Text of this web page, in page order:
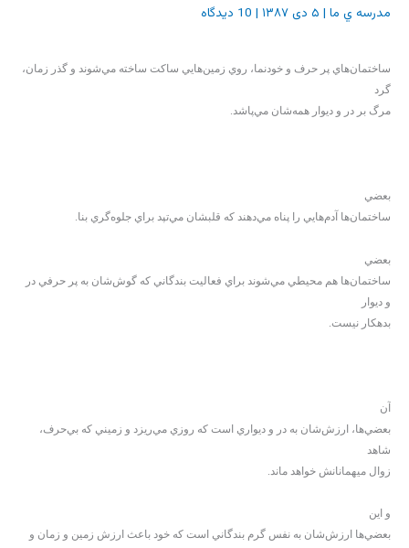
مدرسه ي ما | ۵ دی ۱۳۸۷ | 10 دیدگاه
ساختمان‌هاي پر حرف و خودنما، روي زمين‌هايي ساكت ساخته مي‌شوند و گذر زمان،
گرد
مرگ بر در و ديوار همه‌شان مي‌پاشد.
بعضي
ساختمان‌ها آدم‌هايي را پناه مي‌دهند كه قلبشان مي‌تپد براي جلوه‌گري بنا.
بعضي
ساختمان‌ها هم محيطي مي‌شوند براي فعاليت بندگاني كه گوش‌شان به پر حرفي در
و ديوار
بدهكار نيست.
آن
بعضي‌ها، ارزش‌شان به در و ديواري است كه روزي مي‌ريزد و زميني كه بي‌حرف،
شاهد
زوال ميهمانانش خواهد ماند.
و اين
بعضي‌ها ارزش‌شان به نفس گرم بندگاني است كه خود باعث ارزش زمين و زمان و